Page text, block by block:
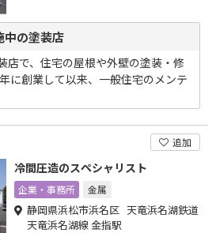
中の塗装店
店で、住宅の屋根や外壁の塗装・修
に創業して以来、一般住宅のメンテ
追加
冷間圧造のスペシャリスト
企業・事務所 金属
静岡県浜松市浜名区 天竜浜名湖鉄道
天竜浜名湖線 金指駅